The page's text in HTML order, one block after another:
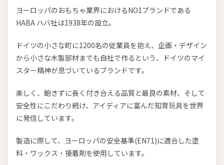
ヨーロッパのおもちゃ業界におけるNO1ブランドである
HABA ハバ社は1938年の設立。
ドイツの小さな町に1200名の従業員を抱え、企画・デザイン
から小さな木製部材までも自社で作るという、ドイツのマイ
スター精神が息づいているブランドです。
楽しく、飽きずに長く付き合える品質と最良の素材、そして
安全性にこだわり続け、アイディアに富んだ知育玩具を世界
に発信しています。
製造に際して、ヨーロッパの安全基準(EN71)に適合した塗
料・ワックス・接着剤を使用しています。